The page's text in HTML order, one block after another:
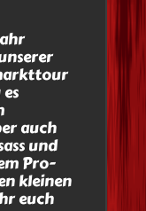
auch
und
Pro-
kleinen
euch